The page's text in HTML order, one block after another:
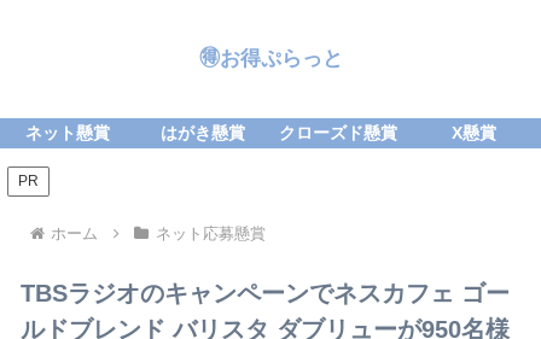
🉐お得ぷらっと
ネット懸賞 はがき懸賞 クローズド懸賞 X懸賞
PR
ホーム ネット応募懸賞
TBSラジオのキャンペーンでネスカフェ ゴー
ルドブレンド バリスタ ダブリューが950名様